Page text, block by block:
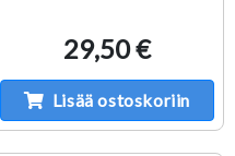
29,50 €
Lisää ostoskoriin